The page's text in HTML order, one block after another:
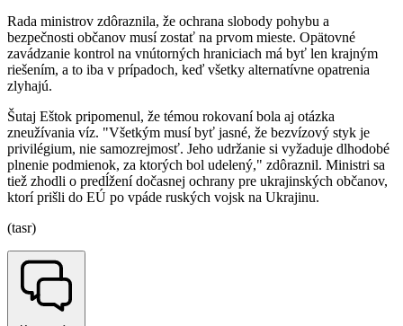
Rada ministrov zdôraznila, že ochrana slobody pohybu a
bezpečnosti občanov musí zostať na prvom mieste. Opätovné
zavádzanie kontrol na vnútorných hraniciach má byť len krajným
riešením, a to iba v prípadoch, keď všetky alternatívne opatrenia
zlyhajú.
Šutaj Eštok pripomenul, že témou rokovaní bola aj otázka
zneužívania víz. "Všetkým musí byť jasné, že bezvízový styk je
privilégium, nie samozrejmosť. Jeho udržanie si vyžaduje dlhodobé
plnenie podmienok, za ktorých bol udelený," zdôraznil. Ministri sa
tiež zhodli o predĺžení dočasnej ochrany pre ukrajinských občanov,
ktorí prišli do EÚ po vpáde ruských vojsk na Ukrajinu.
(tasr)